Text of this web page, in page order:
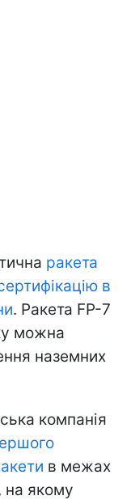
ракета
в
. Ракета FP-7
можна
наземних
компанія
в межах
на якому